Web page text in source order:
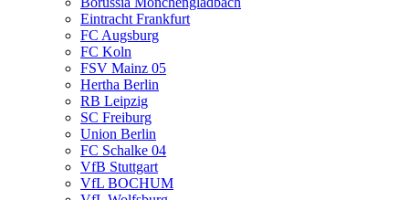
Eintracht Frankfurt
FC Augsburg
FC Koln
FSV Mainz 05
Hertha Berlin
RB Leipzig
SC Freiburg
Union Berlin
FC Schalke 04
VfB Stuttgart
VfL BOCHUM